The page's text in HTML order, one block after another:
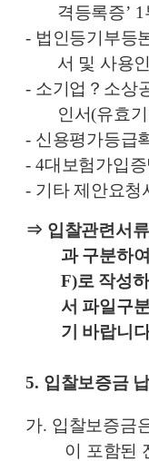
격등록증’ 1
- 법인등기부등
서 및 사용
- 소기업 ？ 소상
인서(유효
- 신용평가등급
- 4대보험가입증
- 기타 제안요청
⇒ 입찰관련서류
과 구분하
F)로 작성
서 파일구
기 바랍니
5. 입찰보증금
가. 입찰보증금
이 포함된